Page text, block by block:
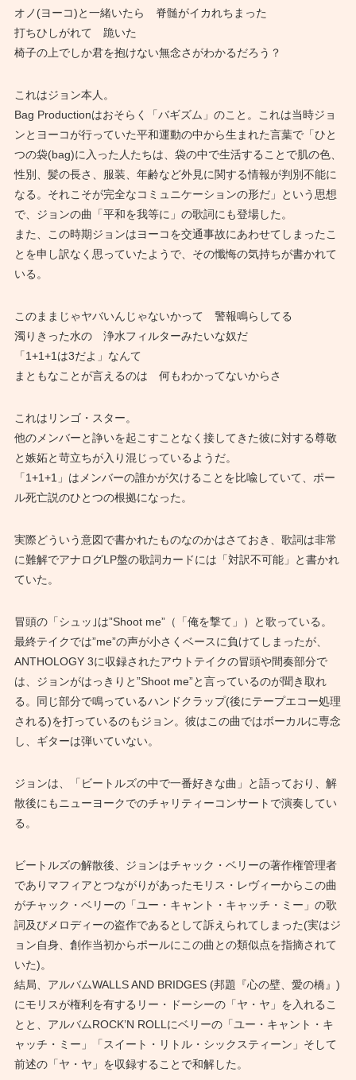
オノ(ヨーコ)と一緒いたら 脊髄がイカれちまった
打ちひしがれて 跪いた
椅子の上でしか君を抱けない無念さがわかるだろう？
これはジョン本人。
Bag Productionはおそらく「バギズム」のこと。これは当時ジョ
ンとヨーコが行っていた平和運動の中から生まれた言葉で「ひと
つの袋(bag)に入った人たちは、袋の中で生活することで肌の色、
性別、髪の長さ、服装、年齢など外見に関する情報が判別不能に
なる。それこそが完全なコミュニケーションの形だ」という思想
で、ジョンの曲「平和を我等に」の歌詞にも登場した。
また、この時期ジョンはヨーコを交通事故にあわせてしまったこ
とを申し訳なく思っていたようで、その懺悔の気持ちが書かれて
いる。
このままじゃヤバいんじゃないかって 警報鳴らしてる
濁りきった水の 浄水フィルターみたいな奴だ
「1+1+1は3だよ」なんて
まともなことが言えるのは 何もわかってないからさ
これはリンゴ・スター。
他のメンバーと諍いを起こすことなく接してきた彼に対する尊敬
と嫉妬と苛立ちが入り混じっているようだ。
「1+1+1」はメンバーの誰かが欠けることを比喩していて、ポー
ル死亡説のひとつの根拠になった。
実際どういう意図で書かれたものなのかはさておき、歌詞は非常
に難解でアナログLP盤の歌詞カードには「対訳不可能」と書かれ
ていた。
冒頭の「シュッ｣は”Shoot me”（「俺を撃て」）と歌っている。
最終テイクでは”me”の声が小さくベースに負けてしまったが、
ANTHOLOGY 3に収録されたアウトテイクの冒頭や間奏部分で
は、ジョンがはっきりと”Shoot me”と言っているのが聞き取れ
る。同じ部分で鳴っているハンドクラップ(後にテープエコー処理
される)を打っているのもジョン。彼はこの曲ではボーカルに専念
し、ギターは弾いていない。
ジョンは、「ビートルズの中で一番好きな曲」と語っており、解
散後にもニューヨークでのチャリティーコンサートで演奏してい
る。
ビートルズの解散後、ジョンはチャック・ベリーの著作権管理者
でありマフィアとつながりがあったモリス・レヴィーからこの曲
がチャック・ベリーの「ユー・キャント・キャッチ・ミー」の歌
詞及びメロディーの盗作であるとして訴えられてしまった(実はジ
ョン自身、創作当初からポールにこの曲との類似点を指摘されて
いた)。
結局、アルバムWALLS AND BRIDGES (邦題『心の壁、愛の橋』)
にモリスが権利を有するリー・ドーシーの「ヤ・ヤ」を入れるこ
とと、アルバムROCK’N ROLLにベリーの「ユー・キャント・キ
ャッチ・ミー」「スイート・リトル・シックスティーン」そして
前述の「ヤ・ヤ」を収録することで和解した。